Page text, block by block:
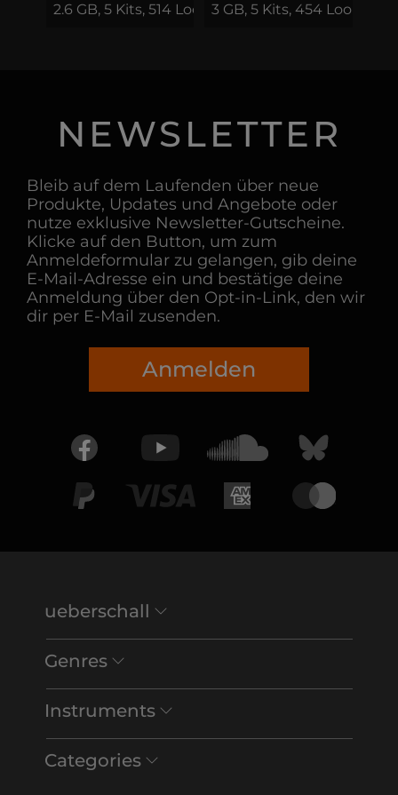
2.6 GB, 5 Kits, 514 Loops & Phrases3 GB, 5 Kits, 454 Loops &
NEWSLETTER
Bleib auf dem Laufenden über neue
Produkte, Updates und Angebote oder
nutze exklusive Newsletter-Gutscheine.
Klicke auf den Button, um zum
Anmeldeformular zu gelangen, gib deine
E-Mail-Adresse ein und bestätige deine
Anmeldung über den Opt-in-Link, den wir
dir per E-Mail zusenden.
Anmelden
ueberschall
Genres
Instruments
Categories